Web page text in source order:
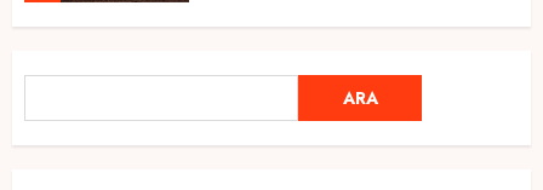
Ramazan Ayı 2025: Manevi
Atmosfer ve Özel Hazırlıklar
ARA